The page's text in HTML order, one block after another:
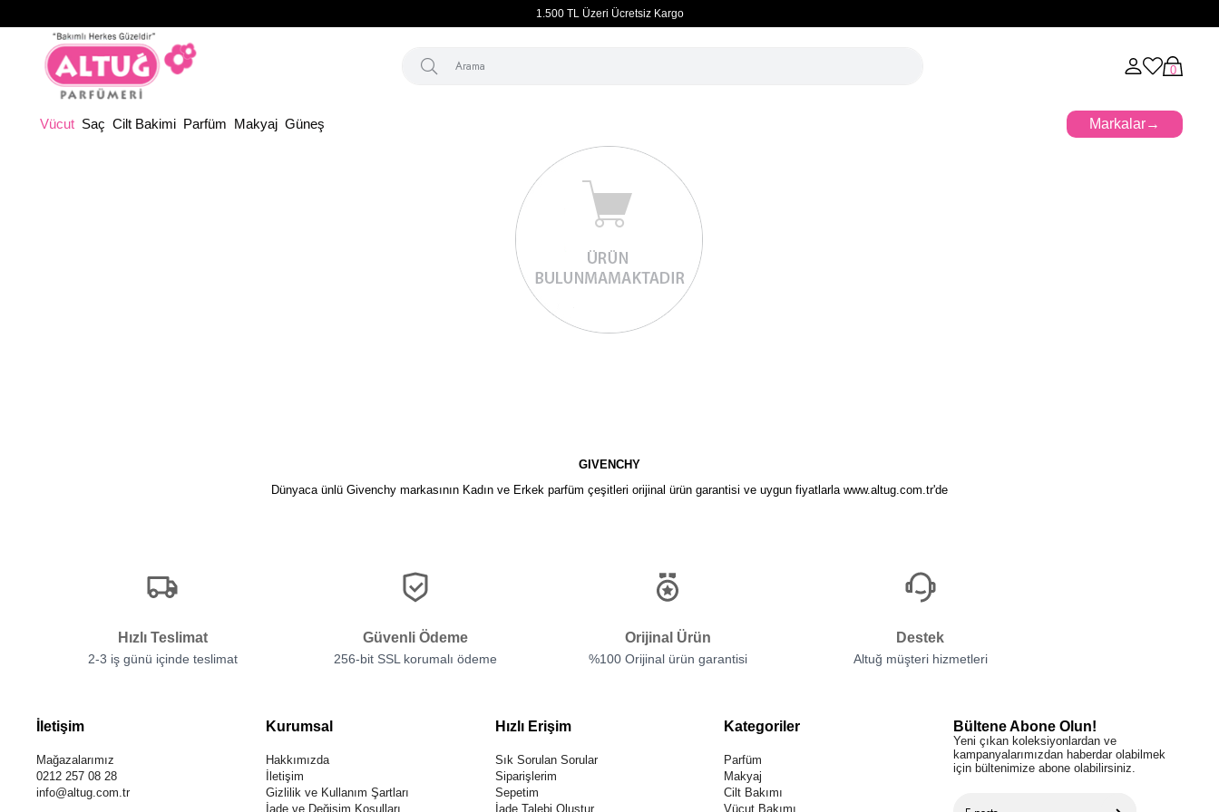
1.500 TL Üzeri Ücretsiz Kargo
0
Vücut Saç Cilt Bakimi Parfüm Makyaj Güneş Markalar
GIVENCHY
Dünyaca ünlü Givenchy markasının Kadın ve Erkek parfüm çeşitleri orijinal ürün garantisi ve uygun fiyatlarla www.altug.com.tr'de
Hızlı Teslimat
2-3 iş günü içinde teslimat
Güvenli Ödeme
256-bit SSL korumalı ödeme
Orijinal Ürün
%100 Orijinal ürün garantisi
Destek
Altuğ müşteri hizmetleri
İletişim
Mağazalarımız
0212 257 08 28
info@altug.com.tr
Kurumsal
Hakkımızda
İletişim
Gizlilik ve Kullanım Şartları
İade ve Değişim Koşulları
Hızlı Erişim
Sık Sorulan Sorular
Siparişlerim
Sepetim
İade Talebi Oluştur
Kategoriler
Parfüm
Makyaj
Cilt Bakımı
Vücut Bakımı
Bültene Abone Olun!
Yeni çıkan koleksiyonlardan ve
kampanyalarımızdan haberdar olabilmek
için bültenimize abone olabilirsiniz.